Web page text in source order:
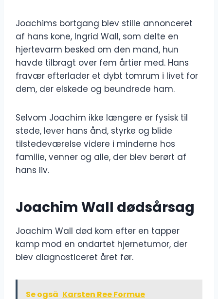
Joachims bortgang blev stille annonceret
af hans kone, Ingrid Wall, som delte en
hjertevarm besked om den mand, hun
havde tilbragt over fem årtier med. Hans
fravær efterlader et dybt tomrum i livet for
dem, der elskede og beundrede ham.
Selvom Joachim ikke længere er fysisk til
stede, lever hans ånd, styrke og blide
tilstedeværelse videre i minderne hos
familie, venner og alle, der blev berørt af
hans liv.
Joachim Wall dødsårsag
Joachim Wall død kom efter en tapper
kamp mod en ondartet hjernetumor, der
blev diagnosticeret året før.
Se også Karsten Ree Formue